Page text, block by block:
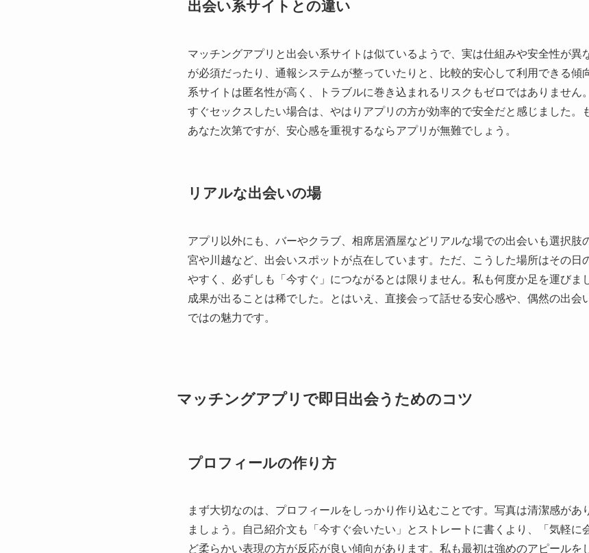
出会い系サイトとの違い
マッチングアプリと出会い系サイトは似ているようで、実は仕組みや安全性が異
が必須だったり、通報システムが整っていたりと、比較的安心して利用できる傾
系サイトは匿名性が高く、トラブルに巻き込まれるリスクもゼロではありません
すぐセックスしたい場合は、やはりアプリの方が効率的で安全だと感じました。
あなた次第ですが、安心感を重視するならアプリが無難でしょう。
リアルな出会いの場
アプリ以外にも、バーやクラブ、相席居酒屋などリアルな場での出会いも選択肢
宮や川越など、出会いスポットが点在しています。ただ、こうした場所はその日
やすく、必ずしも「今すぐ」につながるとは限りません。私も何度か足を運びま
成果が出ることは稀でした。とはいえ、直接会って話せる安心感や、偶然の出会
ではの魅力です。
マッチングアプリで即日出会うためのコツ
プロフィールの作り方
まず大切なのは、プロフィールをしっかり作り込むことです。写真は清潔感があ
ましょう。自己紹介文も「今すぐ会いたい」とストレートに書くより、「気軽に
ど柔らかい表現の方が反応が良い傾向があります。私も最初は強めのアピールを